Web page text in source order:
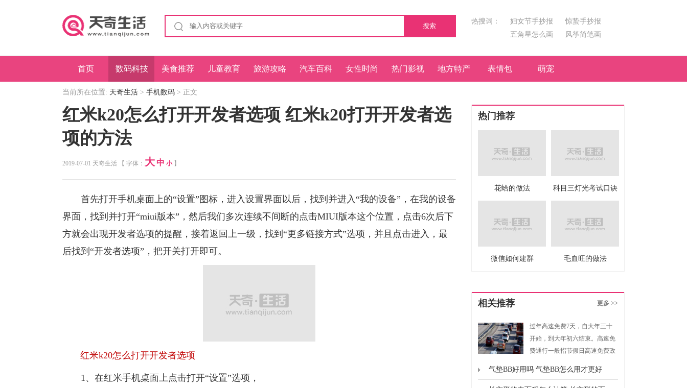
搜索
热搜词： 妇女节手抄报
惊蛰手抄报
五角星怎么画
风筝简笔画
首页 数码科技 美食推荐 儿童教育 旅游攻略 汽车百科 女性时尚 热门影视 地方特产 表情包 萌宠
当前所在位置: 天奇生活 > 手机数码 > 正文
红米k20怎么打开开发者选项 红米k20打开开发者选
项的方法
2019-07-01 天奇生活 【 字体： 大 中 小】
首先打开手机桌面上的“设置”图标，进入设置界面以后，找到并进入“我的设备”，在我的设备
界面，找到并打开“miui版本”，然后我们多次连续不间断的点击MIUI版本这个位置，点击6次后下
方就会出现开发者选项的提醒，接着返回上一级，找到“更多链接方式”选项，并且点击进入，最
后找到“开发者选项”，把开关打开即可。
红米k20怎么打开开发者选项
1、在红米手机桌面上点击打开“设置”选项，
热门推荐
花蛤的做法 科目三灯光考试口诀
微信如何建群 毛血旺的做法
相关推荐 更多 >>
过年高速免费7天，自大年三十
开始，到大年初六结束。高速免
费通行一般指节假日高速免费政
气垫BB好用吗 气垫BB怎么用才更好